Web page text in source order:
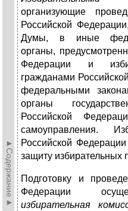
►Содержание►
организующие
Российской
Думы, в иные
органы,
Федерации и
гражданами
федеральными
органы
Российской
самоуправления.
Российской
защиту избирательных
Подготовку и
Федерации
избирательная